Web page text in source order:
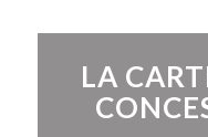
LA